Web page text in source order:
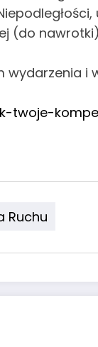
(do
wydarzenia i
twoje-
Ruchu